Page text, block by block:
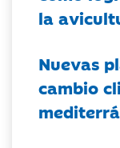
la
Nuevas
cambio